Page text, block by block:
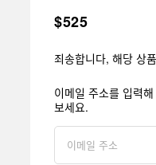
$525
죄송합니다, 해당 상
이메일 주소를 입력
보세요.